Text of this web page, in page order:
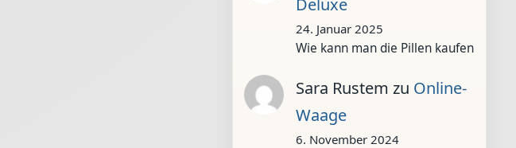
Deluxe
24. Januar 2025
Wie kann man die Pillen kaufen
Sara Rustem zu Online-
Waage
6. November 2024